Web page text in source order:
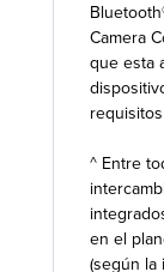
Camera
que esta
^ Entre
en el
(según la